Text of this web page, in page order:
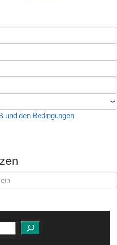
und den Bedingungen